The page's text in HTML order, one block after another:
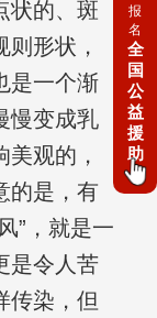
状的、斑
形状，
是一个渐
慢变成乳
观的，
的是，有
”，就是一
是令人苦
传染，但
报
名
全
国
公
益
援
助